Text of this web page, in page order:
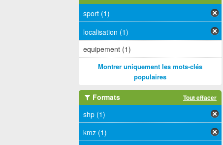
sport (1)
localisation (1)
equipement (1)
Montrer uniquement les mots-clés
populaires
Formats Tout effacer
shp (1)
kmz (1)